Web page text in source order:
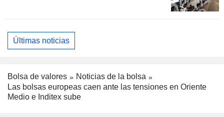
Últimas noticias
Bolsa de valores
Noticias de la bolsa
Las bolsas europeas caen ante las tensiones en Oriente
Medio e Inditex sube